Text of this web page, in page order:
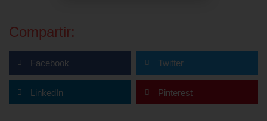
Compartir:
Facebook Twitter
LinkedIn Pinterest